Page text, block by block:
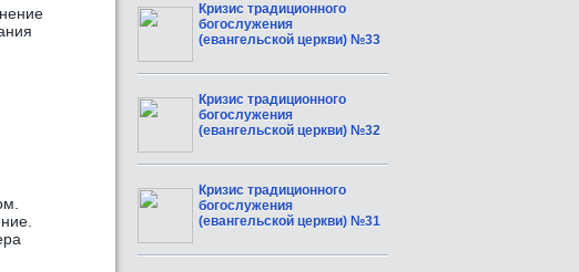
Кризис традиционного
богослужения
(евангельской церкви) №33
Кризис традиционного
богослужения
(евангельской церкви) №32
Кризис традиционного
богослужения
(евангельской церкви) №31